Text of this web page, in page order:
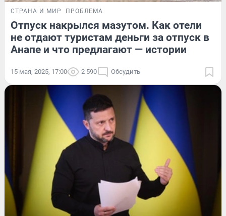
СТРАНА И МИР ПРОБЛЕМА
Отпуск накрылся мазутом. Как отели
не отдают туристам деньги за отпуск в
Анапе и что предлагают — истории
15 мая, 2025, 17:00 2 590 Обсудить